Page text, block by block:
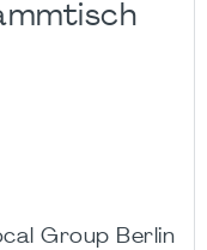
Group Berlin